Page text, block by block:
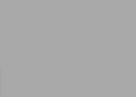
afnemen met een licht vochtige